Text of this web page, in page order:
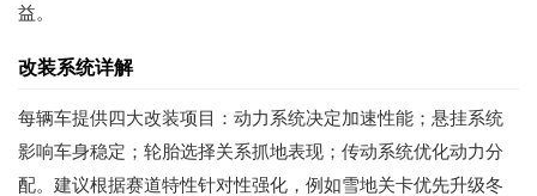
益。
改装系统详解
每辆车提供四大改装项目：动力系统决定加速性能；悬挂系统
影响车身稳定；轮胎选择关系抓地表现；传动系统优化动力分
配。建议根据赛道特性针对性强化，例如雪地关卡优先升级冬